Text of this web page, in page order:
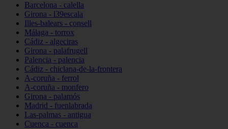
Barcelona - calella
Girona - l39escala
Illes-balears - consell
Málaga - torrox
Cádiz - algeciras
Girona - palafrugell
Palencia - palencia
Cádiz - chiclana-de-la-frontera
A-coruña - ferrol
A-coruña - monfero
Girona - palamós
Madrid - fuenlabrada
Las-palmas - antigua
Cuenca - cuenca